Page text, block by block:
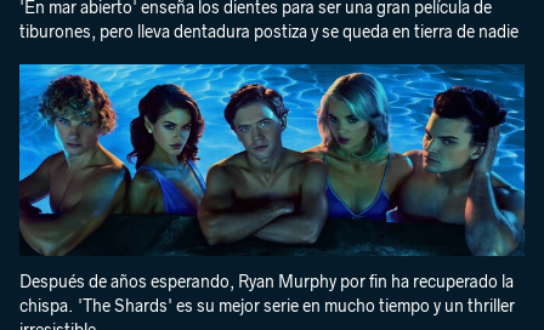
'En mar abierto' enseña los dientes para ser una gran película de
tiburones, pero lleva dentadura postiza y se queda en tierra de nadie
Después de años esperando, Ryan Murphy por fin ha recuperado la
chispa. 'The Shards' es su mejor serie en mucho tiempo y un thriller